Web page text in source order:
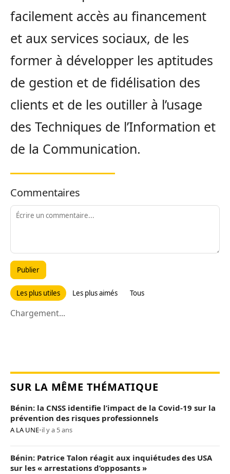
facilement accès au financement
et aux services sociaux, de les
former à développer les aptitudes
de gestion et de fidélisation des
clients et de les outiller à l’usage
des Techniques de l’Information et
de la Communication.
Commentaires
Publier
Les plus utiles Les plus aimés Tous
Chargement...
SUR LA MÊME THÉMATIQUE
Bénin: la CNSS identifie l’impact de la Covid-19 sur la
prévention des risques professionnels
A LA UNE•il y a 5 ans
Bénin: Patrice Talon réagit aux inquiétudes des USA
sur les « arrestations d’opposants »